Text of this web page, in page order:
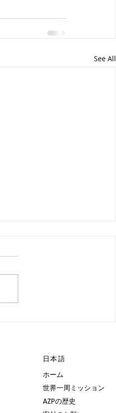
See All
日本語
ホーム
世界一周ミッション
AZPの歴史